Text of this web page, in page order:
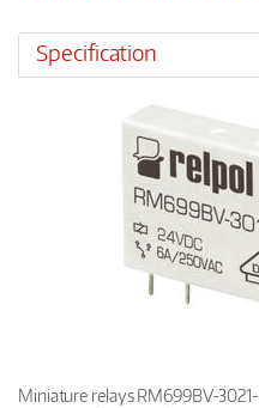
Specification
Miniature relays RM699BV-